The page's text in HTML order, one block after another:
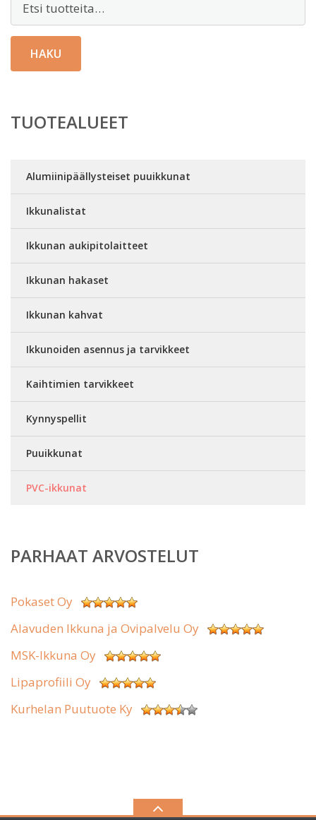
HAKU
TUOTEALUEET
Alumiinipäällysteiset puuikkunat
Ikkunalistat
Ikkunan aukipitolaitteet
Ikkunan hakaset
Ikkunan kahvat
Ikkunoiden asennus ja tarvikkeet
Kaihtimien tarvikkeet
Kynnyspellit
Puuikkunat
PVC-ikkunat
PARHAAT ARVOSTELUT
Pokaset Oy
Alavuden Ikkuna ja Ovipalvelu Oy
MSK-Ikkuna Oy
Lipaprofiili Oy
Kurhelan Puutuote Ky